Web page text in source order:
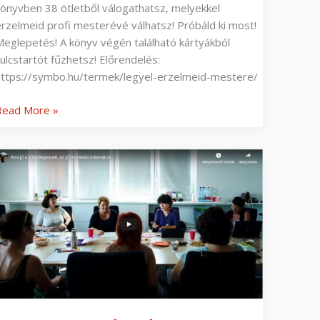
38 ötletből válogathatsz, melyekkel
profi mesterévé válhatsz! Próbáld ki most!
A könyv végén található kártyákból
fűzhetsz! Előrendelés:
symbo.hu/termek/legyel-erzelmeid-mestere/
More »